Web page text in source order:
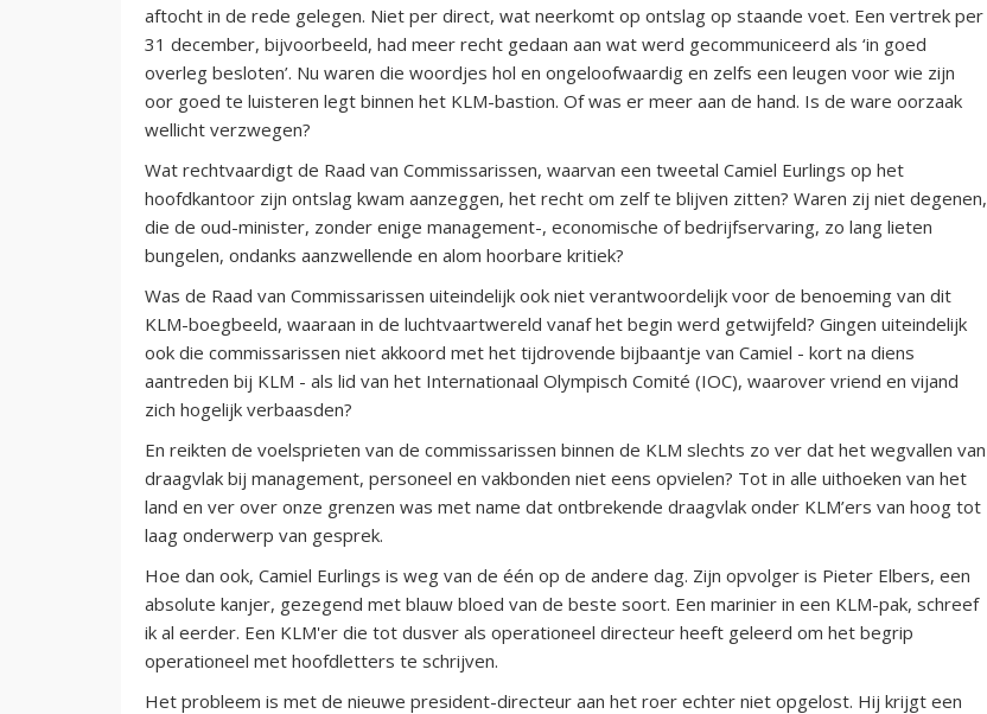
aftocht in de rede gelegen. Niet per direct, wat neerkomt op ontslag op staande voet. Een vertrek per
31 december, bijvoorbeeld, had meer recht gedaan aan wat werd gecommuniceerd als ‘in goed
overleg besloten’. Nu waren die woordjes hol en ongeloofwaardig en zelfs een leugen voor wie zijn
oor goed te luisteren legt binnen het KLM-bastion. Of was er meer aan de hand. Is de ware oorzaak
wellicht verzwegen?
Wat rechtvaardigt de Raad van Commissarissen, waarvan een tweetal Camiel Eurlings op het
hoofdkantoor zijn ontslag kwam aanzeggen, het recht om zelf te blijven zitten? Waren zij niet degenen,
die de oud-minister, zonder enige management-, economische of bedrijfservaring, zo lang lieten
bungelen, ondanks aanzwellende en alom hoorbare kritiek?
Was de Raad van Commissarissen uiteindelijk ook niet verantwoordelijk voor de benoeming van dit
KLM-boegbeeld, waaraan in de luchtvaartwereld vanaf het begin werd getwijfeld? Gingen uiteindelijk
ook die commissarissen niet akkoord met het tijdrovende bijbaantje van Camiel - kort na diens
aantreden bij KLM - als lid van het Internationaal Olympisch Comité (IOC), waarover vriend en vijand
zich hogelijk verbaasden?
En reikten de voelsprieten van de commissarissen binnen de KLM slechts zo ver dat het wegvallen van
draagvlak bij management, personeel en vakbonden niet eens opvielen? Tot in alle uithoeken van het
land en ver over onze grenzen was met name dat ontbrekende draagvlak onder KLM’ers van hoog tot
laag onderwerp van gesprek.
Hoe dan ook, Camiel Eurlings is weg van de één op de andere dag. Zijn opvolger is Pieter Elbers, een
absolute kanjer, gezegend met blauw bloed van de beste soort. Een marinier in een KLM-pak, schreef
ik al eerder. Een KLM'er die tot dusver als operationeel directeur heeft geleerd om het begrip
operationeel met hoofdletters te schrijven.
Het probleem is met de nieuwe president-directeur aan het roer echter niet opgelost. Hij krijgt een